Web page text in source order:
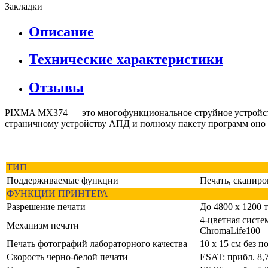
Закладки
Описание
Технические характеристики
Отзывы
PIXMA MX374 — это многофункциональное струйное
страничному устройству АПД и полному пакету программ
ТИП
Поддерживаемые функции
Печать,
ФУНКЦИИ ПРИНТЕРА
Разрешение печати
До 4800 x 1200
Механизм печати
4-цветная
ChromaLife100
Печать фотографий лабораторного качества
10 x 15 см без
Скорость черно-белой печати
ESAT: прибл.